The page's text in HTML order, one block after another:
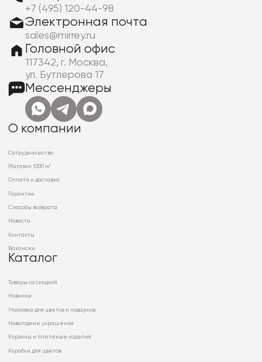
+7 (495) 120-44-98
Электронная почта
sales@mirrey.ru
Головной офис
117342, г. Москва,
ул. Бутлерова 17
Мессенджеры
О компании
Сотрудничество
Магазин 1000 м²
Оплата и доставка
Гарантии
Способы возврата
Новости
Контакты
Вакансии
Каталог
Товары со скидкой
Новинки
Упаковка для цветов и подарков
Новогодние украшения
Корзины и плетеные изделия
Коробки для цветов